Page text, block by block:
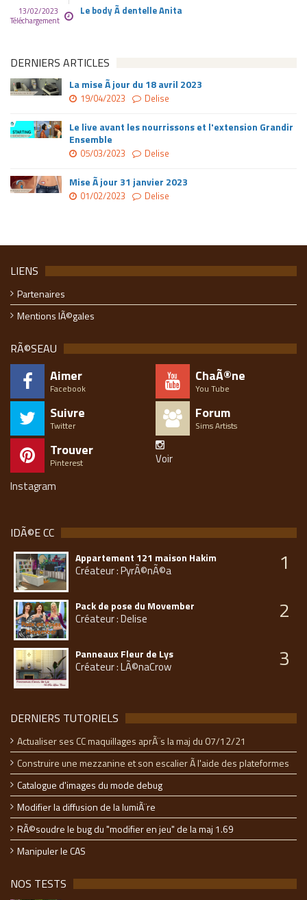
13/02/2023
Téléchargement
Le body Ã dentelle Anita
DERNIERS ARTICLES
La mise Ã jour du 18 avril 2023
19/04/2023 Delise
Le live avant les nourrissons et l'extension Grandir
Ensemble
05/03/2023 Delise
Mise Ã jour 31 janvier 2023
01/02/2023 Delise
LIENS
Partenaires
Mentions lÃ©gales
RÃ©SEAU
Aimer
Facebook
ChaÃ®ne
You Tube
Suivre
Twitter
Forum
Sims Artists
Trouver
Pinterest
Voir
Instagram
IDÃ©E CC
Appartement 121 maison Hakim
Créateur : PyrÃ©nÃ©a 1
Pack de pose du Movember
Créateur : Delise 2
Panneaux Fleur de Lys
Créateur : LÃ©naCrow 3
DERNIERS TUTORIELS
Actualiser ses CC maquillages aprÃ¨s la maj du 07/12/21
Construire une mezzanine et son escalier Ã l'aide des plateformes
Catalogue d'images du mode debug
Modifier la diffusion de la lumiÃ¨re
RÃ©soudre le bug du "modifier en jeu" de la maj 1.69
Manipuler le CAS
NOS TESTS